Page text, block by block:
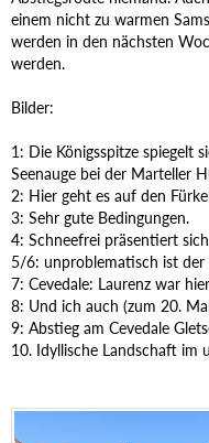
einem nicht zu warmen
werden in den nächsten
werden.
Bilder:
1: Die Königsspitze spiegelt
Seenauge bei der Marteller
2: Hier geht es auf den
3: Sehr gute Bedingungen.
4: Schneefrei präsentiert
5/6: unproblematisch ist der
7: Cevedale: Laurenz war
8: Und ich auch (zum 20.
9: Abstieg am Cevedale
10. Idyllische Landschaft im